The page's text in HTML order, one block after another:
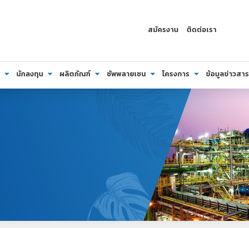
สมัครงาน ติดต่อเรา
นักลงทุน ผลิตภัณฑ์ ซัพพลายเชน โครงการ ข้อมูลข่าวสาร